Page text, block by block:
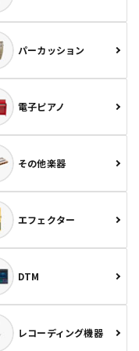
パーカッション
電子ピアノ
その他楽器
エフェクター
DTM
レコーディング機器